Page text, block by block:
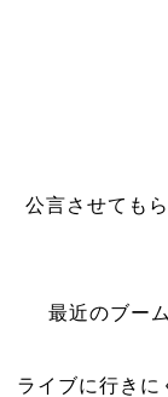
公言させてもら
最近のブー
ライブに行きに